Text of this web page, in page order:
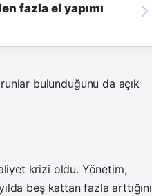
fazla el yapımı
bulunduğunu da açık
krizi oldu. Yönetim,
beş kattan fazla arttığını